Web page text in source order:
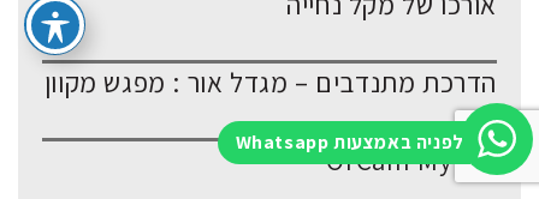
לפניה באמצעות Whatsapp
הדרכת מתנדבים – מגדל אור : מפגש מקוון
OrCam MyEye